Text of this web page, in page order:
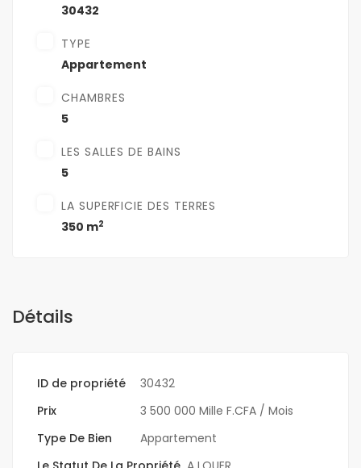
30432
TYPE
Appartement
CHAMBRES
5
LES SALLES DE BAINS
5
LA SUPERFICIE DES TERRES
350 m2
Détails
ID de propriété
30432
Prix
3 500 000 Mille F.CFA / Mois
Type De Bien
Appartement